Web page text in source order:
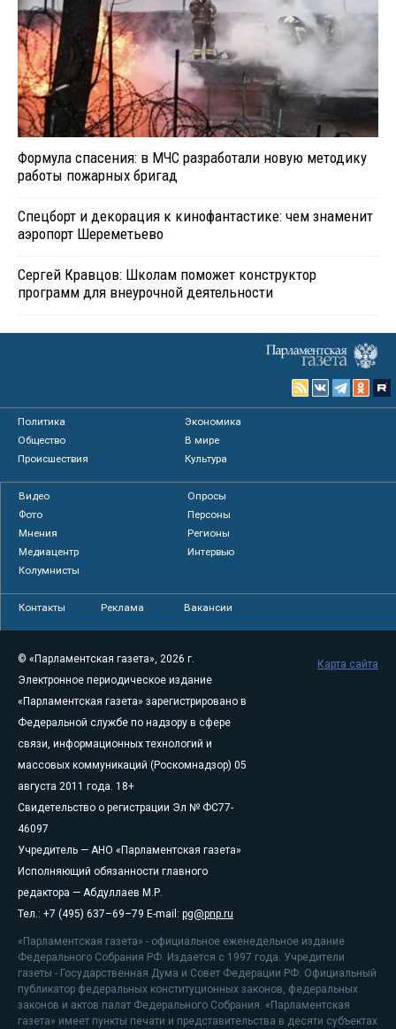
Формула спасения: в МЧС разработали новую методику
работы пожарных бригад
Спецборт и декорация к кинофантастике: чем знаменит
аэропорт Шереметьево
Сергей Кравцов: Школам поможет конструктор
программ для внеурочной деятельности
Политика
Экономика
Общество
В мире
Происшествия
Культура
Видео
Опросы
Фото
Персоны
Мнения
Регионы
Медиацентр
Интервью
Колумнисты
Контакты Реклама Вакансии
© «Парламентская газета», 2026 г.
Электронное периодическое издание
«Парламентская газета» зарегистрировано в
Федеральной службе по надзору в сфере
связи, информационных технологий и
массовых коммуникаций (Роскомнадзор) 05
августа 2011 года. 18+
Свидетельство о регистрации Эл № ФС77-
46097
Учредитель — АНО «Парламентская газета»
Исполняющий обязанности главного
редактора — Абдуллаев М.Р.
Тел.: +7 (495) 637–69–79 E-mail: pg@pnp.ru
«Парламентская газета» - официальное еженедельное издание
Федерального Собрания РФ. Издается с 1997 года. Учредители
газеты - Государственная Дума и Совет Федерации РФ. Официальный
публикатор федеральных конституционных законов, федеральных
законов и актов палат Федерального Собрания. «Парламентская
газета» имеет пункты печати и представительства в десяти субъектах
Карта сайта